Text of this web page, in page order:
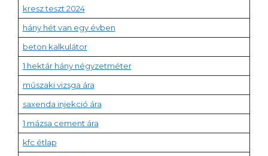
kresz teszt 2024
hány hét van egy évben
beton kalkulátor
1 hektár hány négyzetméter
műszaki vizsga ára
saxenda injekció ára
1 mázsa cement ára
kfc étlap